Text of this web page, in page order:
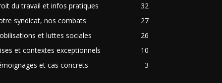
du travail et infos pratiques
32
syndicat, nos combats
27
et luttes sociales
26
et contextes exceptionnels
10
et cas concrets
3